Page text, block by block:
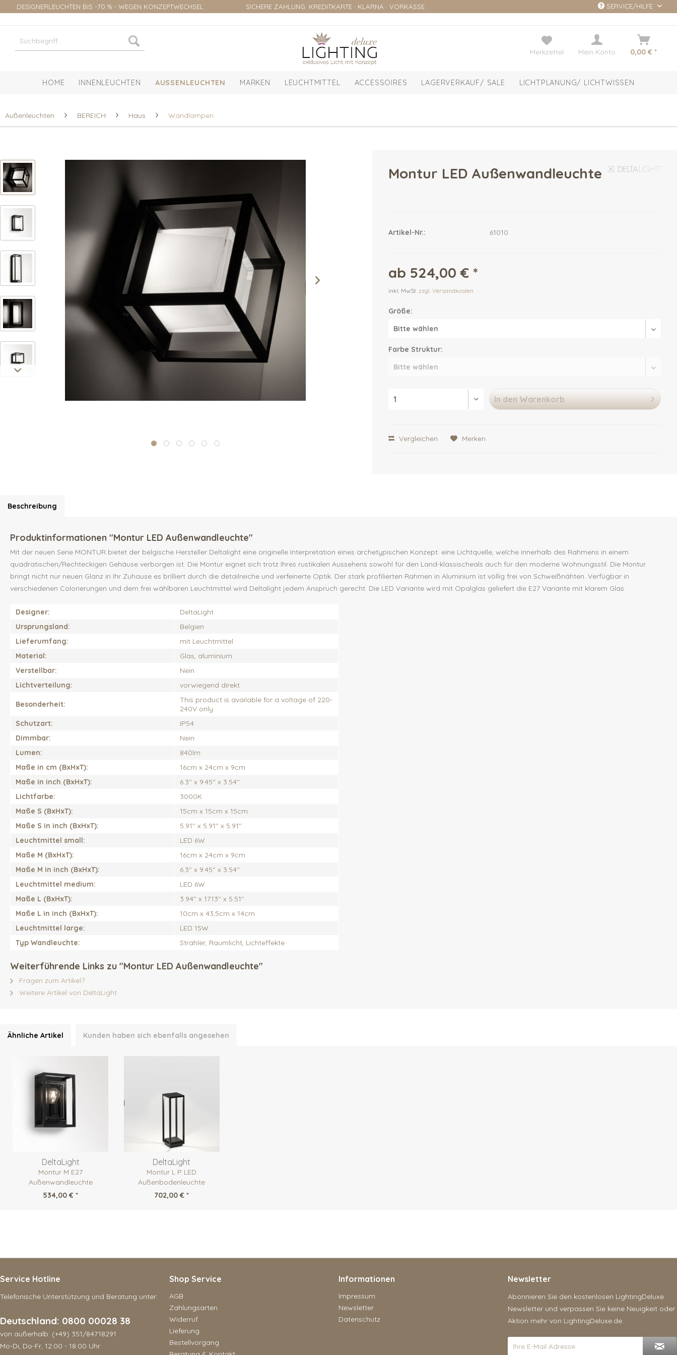
DESIGNERLEUCHTEN BIS -70 % - WEGEN KONZEPTWECHSEL SICHERE ZAHLUNG: KREDITKARTE · KLARNA · VORKASSE SERVICE/HILFE
Merkzettel Mein Konto 0,00 € *
HOME INNENLEUCHTEN AUSSENLEUCHTEN MARKEN LEUCHTMITTEL ACCESSOIRES LAGERVERKAUF/ SALE LICHTPLANUNG/ LICHTWISSEN
Außenleuchten BEREICH Haus Wandlampen
Montur LED Außenwandleuchte
Artikel-Nr.: 61010
ab 524,00 € *
inkl. MwSt. zzgl. Versandkosten
Größe:
Farbe Struktur:
In den Warenkorb
Vergleichen Merken
Beschreibung
Produktinformationen "Montur LED Außenwandleuchte"
Mit der neuen Serie MONTUR bietet der belgische Hersteller Deltalight eine originelle Interpretation eines archetypischen Konzept: eine Lichtquelle, welche innerhalb des Rahmens in einem
quadratischen/Rechteckigen Gehäuse verborgen ist. Die Montur eignet sich trotz Ihres rustikalen Aussehens sowohl für den Land-klassischeals auch für den moderne Wohnungsstil. Die Montur
bringt nicht nur neuen Glanz in Ihr Zuhause es brilliert durch die detailreiche und verfeinerte Optik. Der stark profilierten Rahmen in Aluminium ist völlig frei von Schweißnähten. Verfügbar in
verschiedenen Colorierungen und dem frei wählbaren Leuchtmittel wird Deltalight jedem Anspruch gerecht. Die LED Variante wird mit Opalglas geliefert die E27 Variante mit klarem Glas.
Designer:
DeltaLight
Ursprungsland:
Belgien
Lieferumfang:
mit Leuchtmittel
Material:
Glas, aluminium
Verstellbar:
Nein
Lichtverteilung:
vorwiegend direkt
Besonderheit:
This product is available for a voltage of 220-
240V only.
Schutzart:
IP54
Dimmbar:
Nein
Lumen:
840lm
Maße in cm (BxHxT):
16cm x 24cm x 9cm
Maße in inch (BxHxT):
6.3'' x 9.45'' x 3.54''
Lichtfarbe:
3000K
Maße S (BxHxT):
15cm x 15cm x 15cm
Maße S in inch (BxHxT):
5.91'' x 5.91'' x 5.91''
Leuchtmittel small:
LED 6W
Maße M (BxHxT):
16cm x 24cm x 9cm
Maße M in inch (BxHxT):
6.3'' x 9.45'' x 3.54''
Leuchtmittel medium:
LED 6W
Maße L (BxHxT):
3.94'' x 17.13'' x 5.51''
Maße L in inch (BxHxT):
10cm x 43,5cm x 14cm
Leuchtmittel large:
LED 15W
Typ Wandleuchte:
Strahler, Raumlicht, Lichteffekte
Weiterführende Links zu "Montur LED Außenwandleuchte"
Fragen zum Artikel?
Weitere Artikel von DeltaLight
Ähnliche Artikel Kunden haben sich ebenfalls angesehen
DeltaLight
Montur M E27
Außenwandleuchte
534,00 € *
DeltaLight
Montur L P LED
Außenbodenleuchte
702,00 € *
Service Hotline
Telefonische Unterstützung und Beratung unter:
Deutschland: 0800 00028 38
von außerhalb: (+49) 351/84718291
Mo-Di, Do-Fr, 12:00 - 18:00 Uhr
Shop Service
AGB
Zahlungsarten
Widerruf
Lieferung
Bestellvorgang
Informationen
Impressum
Newsletter
Datenschutz
Newsletter
Abonnieren Sie den kostenlosen LightingDeluxe
Newsletter und verpassen Sie keine Neuigkeit oder
Aktion mehr von LightingDeluxe.de.